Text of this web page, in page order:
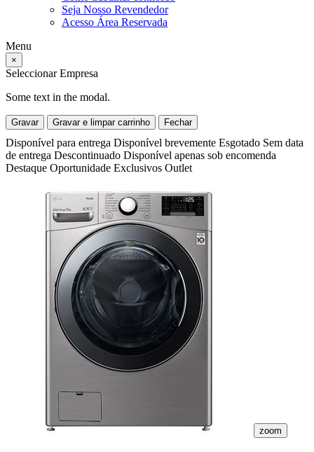
Seja Nosso Revendedor
Acesso Área Reservada
Menu
×
Seleccionar Empresa
Some text in the modal.
Gravar Gravar e limpar carrinho Fechar
Disponível para entrega Disponível brevemente Esgotado Sem data
de entrega Descontinuado Disponível apenas sob encomenda
Destaque Oportunidade Exclusivos Outlet
zoom